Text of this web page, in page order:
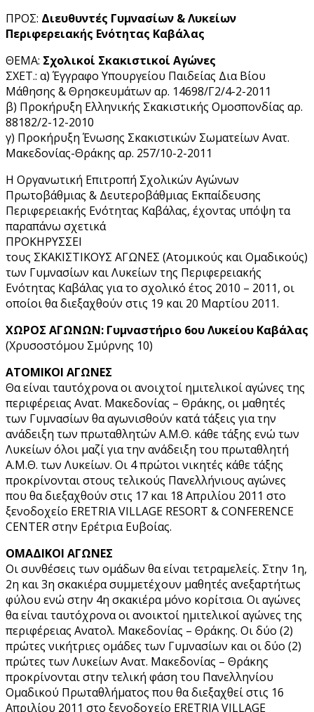
ΠΡΟΣ: Διευθυντές Γυμνασίων & Λυκείων
Περιφερειακής Ενότητας Καβάλας
ΘΕΜΑ: Σχολικοί Σκακιστικοί Αγώνες
ΣΧΕΤ.: α) Έγγραφο Υπουργείου Παιδείας Δια Βίου
Μάθησης & Θρησκευμάτων αρ. 14698/Γ2/4-2-2011
β) Προκήρυξη Ελληνικής Σκακιστικής Ομοσπονδίας αρ.
88182/2-12-2010
γ) Προκήρυξη Ένωσης Σκακιστικών Σωματείων Ανατ.
Μακεδονίας-Θράκης αρ. 257/10-2-2011
Η Οργανωτική Επιτροπή Σχολικών Αγώνων
Πρωτοβάθμιας & Δευτεροβάθμιας Εκπαίδευσης
Περιφερειακής Ενότητας Καβάλας, έχοντας υπόψη τα
παραπάνω σχετικά
ΠΡΟΚΗΡΥΣΣΕΙ
τους ΣΚΑΚΙΣΤΙΚΟΥΣ ΑΓΩΝΕΣ (Ατομικούς και Ομαδικούς)
των Γυμνασίων και Λυκείων της Περιφερειακής
Ενότητας Καβάλας για το σχολικό έτος 2010 – 2011, οι
οποίοι θα διεξαχθούν στις 19 και 20 Μαρτίου 2011.
ΧΩΡΟΣ ΑΓΩΝΩΝ: Γυμναστήριο 6ου Λυκείου Καβάλας
(Χρυσοστόμου Σμύρνης 10)
ΑΤΟΜΙΚΟΙ ΑΓΩΝΕΣ
Θα είναι ταυτόχρονα οι ανοιχτοί ημιτελικοί αγώνες της
περιφέρειας Ανατ. Μακεδονίας – Θράκης, οι μαθητές
των Γυμνασίων θα αγωνισθούν κατά τάξεις για την
ανάδειξη των πρωταθλητών Α.Μ.Θ. κάθε τάξης ενώ των
Λυκείων όλοι μαζί για την ανάδειξη του πρωταθλητή
Α.Μ.Θ. των Λυκείων. Οι 4 πρώτοι νικητές κάθε τάξης
προκρίνονται στους τελικούς Πανελλήνιους αγώνες
που θα διεξαχθούν στις 17 και 18 Απριλίου 2011 στο
ξενοδοχείο ERETRIA VILLAGE RESORT & CONFERENCE
CENTER στην Ερέτρια Ευβοίας.
ΟΜΑΔΙΚΟΙ ΑΓΩΝΕΣ
Οι συνθέσεις των ομάδων θα είναι τετραμελείς. Στην 1η,
2η και 3η σκακιέρα συμμετέχουν μαθητές ανεξαρτήτως
φύλου ενώ στην 4η σκακιέρα μόνο κορίτσια. Οι αγώνες
θα είναι ταυτόχρονα οι ανοικτοί ημιτελικοί αγώνες της
περιφέρειας Ανατολ. Μακεδονίας – Θράκης. Οι δύο (2)
πρώτες νικήτριες ομάδες των Γυμνασίων και οι δύο (2)
πρώτες των Λυκείων Ανατ. Μακεδονίας – Θράκης
προκρίνονται στην τελική φάση του Πανελληνίου
Ομαδικού Πρωταθλήματος που θα διεξαχθεί στις 16
Απριλίου 2011 στο ξενοδοχείο ERETRIA VILLAGE